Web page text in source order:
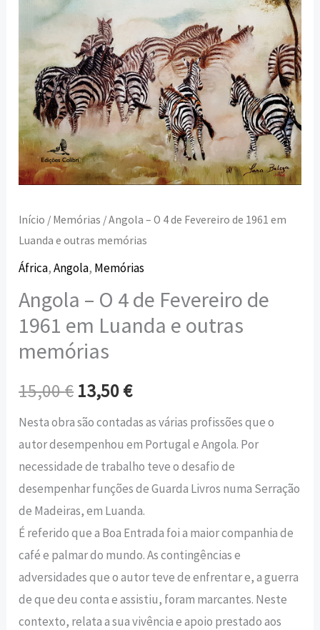
Início / Memórias / Angola – O 4 de Fevereiro de 1961 em
Luanda e outras memórias
África,Angola, Memórias
Angola – O 4 de Fevereiro de
1961 em Luanda e outras
memórias
15,00€ 13,50€
Nesta obra são contadas as várias profissões que o
autor desempenhou em Portugal e Angola. Por
necessidade de trabalho teve o desafio de
desempenhar funções de Guarda Livros numa Serração
de Madeiras, em Luanda.
É referido que a Boa Entrada foi a maior companhia de
café e palmar do mundo. As contingências e
adversidades que o autor teve de enfrentar e, a guerra
de que deu conta e assistiu, foram marcantes. Neste
contexto, relata a sua vivência e apoio prestado aos
Luanda
e
outras
memórias